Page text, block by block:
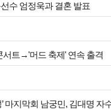
수 엄정욱과 결혼 발표
서트→'머드 축제' 연속 출격